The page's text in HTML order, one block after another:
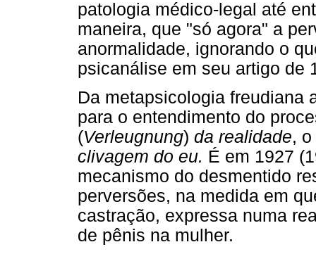
patologia médico-legal até
maneira, que "só agora" a
anormalidade, ignorando o
psicanálise em seu artigo de
Da metapsicologia freudiana
para o entendimento do
(Verleugnung) da realidade, o
clivagem do eu. É em 1927
mecanismo do desmentido
perversões, na medida em
castração, expressa numa
de pênis na mulher.